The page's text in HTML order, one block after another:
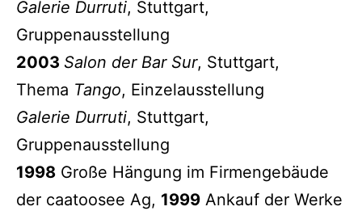
Galerie Durruti, Stuttgart,
Gruppenausstellung
2003 Salon der Bar Sur, Stuttgart,
Thema Tango, Einzelausstellung
Galerie Durruti, Stuttgart,
Gruppenausstellung
1998 Große Hängung im Firmengebäude
der caatoosee Ag, 1999 Ankauf der Werke